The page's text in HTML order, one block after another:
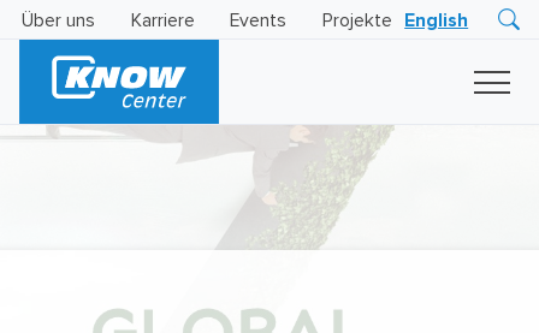
Über uns Karriere Events Projekte English
Insights
Business
AI